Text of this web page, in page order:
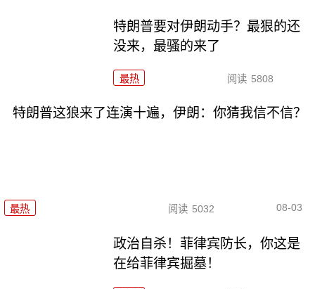
特朗普要对伊朗动手？最狠的还
没来，最骚的来了
最热 阅读 5808
特朗普这狼来了连演十遍，伊朗：你猜我信不信？
最热 阅读 5032 08-03
政治自杀！菲律宾防长，你这是
在给菲律宾掘墓！